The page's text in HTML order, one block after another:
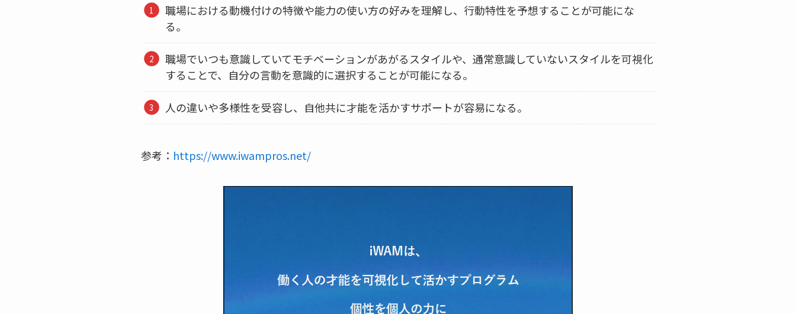
職場における動機付けの特徴や能力の使い方の好みを理解し、行動特性を予想することが可能にな
る。
職場でいつも意識していてモチベーションがあがるスタイルや、通常意識していないスタイルを可視化
することで、自分の言動を意識的に選択することが可能になる。
人の違いや多様性を受容し、自他共に才能を活かすサポートが容易になる。
参考： https://www.iwampros.net/